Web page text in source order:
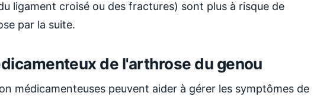
ligament croisé ou des fractures) sont plus à risque de
par la suite.
de l'arthrose du genou
médicamenteuses peuvent aider à gérer les symptômes de